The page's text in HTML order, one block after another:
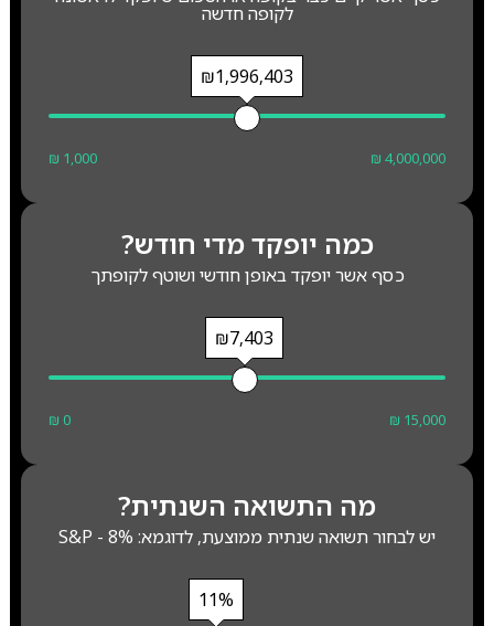
לקופה חדשה
₪1,996,403
₪ 1,000 ₪ 4,000,000
כמה יופקד מדי חודש?
כסף אשר יופקד באופן חודשי ושוטף לקופתך
₪7,403
₪ 0 ₪ 15,000
מה התשואה השנתית?
יש לבחור תשואה שנתית ממוצעת, לדוגמא: S&P - 8%
11%